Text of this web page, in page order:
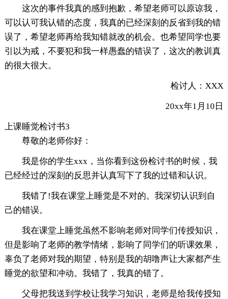
这次的事件我真的感到抱歉，希望老师可以原谅我，
可以认可我认错的态度，我真的已经深刻的反省到我的错
误了，希望老师再给我知错就改的机会。也希望同学也要
引以为戒，不要犯和我一样愚蠢的错误了，这次的教训真
的很大很大。
检讨人：XXX
20xx年1月10日
上课睡觉检讨书3
尊敬的老师你好：
我是你的学生xxx，当你看到这份检讨书的时候，我
已经经过的深刻的反思并认真写下了我的过错和认识。
我错了!我在课堂上睡觉是不对的。我深切认识到自
己的错误。
我在课堂上睡觉虽然不影响老师对同学们传授知识，
但是影响了老师的教学情绪，影响了同学们的听课效果，
辜负了老师对我的期望，特别是我的胡噜声让大家都产生
睡觉的欲望和冲动。我错了，我真的错了。
父母把我送到学校让我学习知识，老师是给我传授知